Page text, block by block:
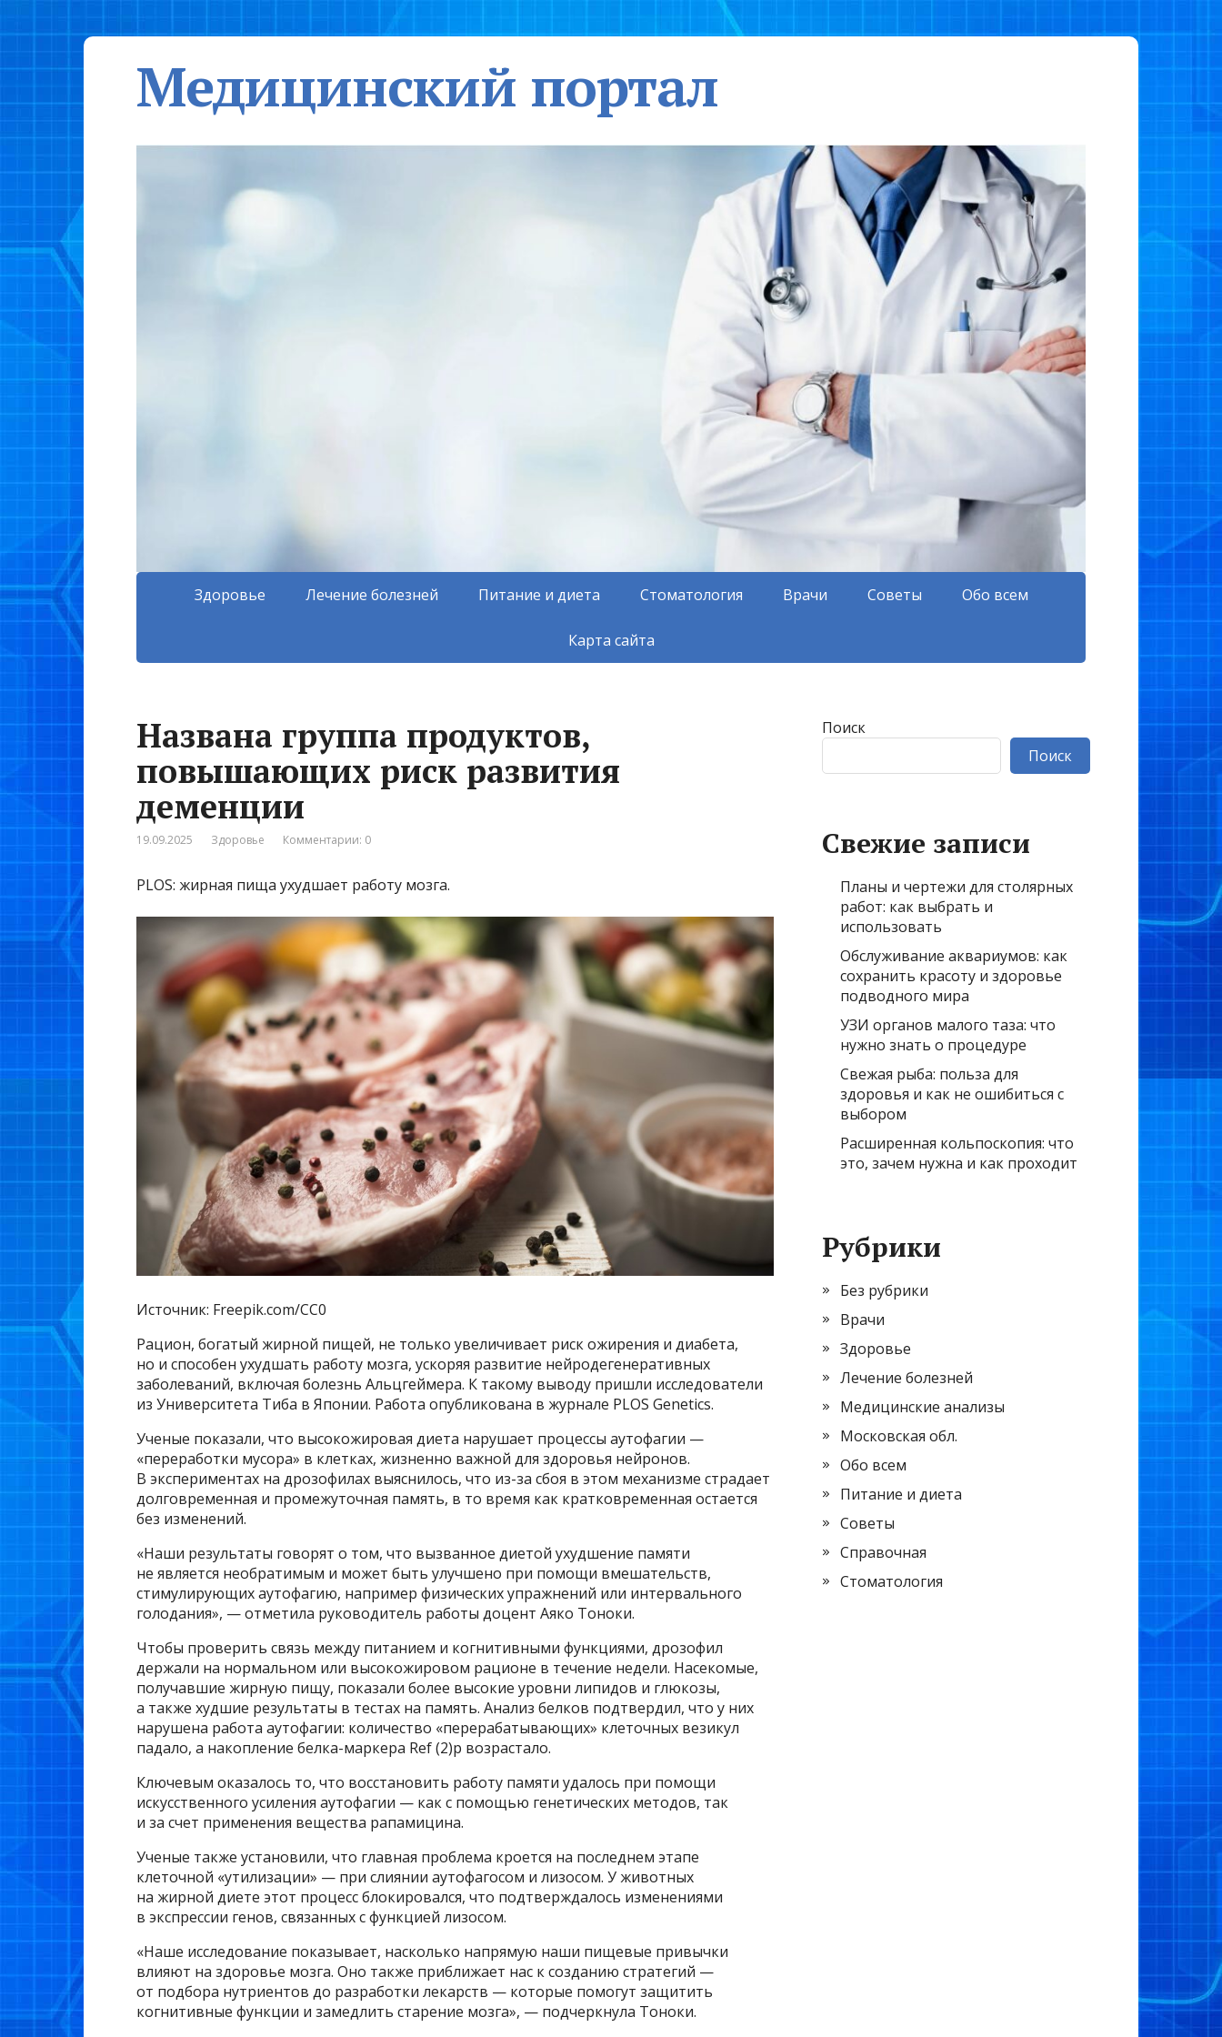
Медицинский портал
Здоровье Лечение болезней Питание и диета Стоматология Врачи Советы Обо всем
Карта сайта
Названа группа продуктов,
повышающих риск развития
деменции
19.09.2025 Здоровье Комментарии: 0
PLOS: жирная пища ухудшает работу мозга.
Источник: Freepik.com/CC0
Рацион, богатый жирной пищей, не только увеличивает риск ожирения и диабета,
но и способен ухудшать работу мозга, ускоряя развитие нейродегенеративных
заболеваний, включая болезнь Альцгеймера. К такому выводу пришли исследователи
из Университета Тиба в Японии. Работа опубликована в журнале PLOS Genetics.
Ученые показали, что высокожировая диета нарушает процессы аутофагии —
«переработки мусора» в клетках, жизненно важной для здоровья нейронов.
В экспериментах на дрозофилах выяснилось, что из-за сбоя в этом механизме страдает
долговременная и промежуточная память, в то время как кратковременная остается
без изменений.
«Наши результаты говорят о том, что вызванное диетой ухудшение памяти
не является необратимым и может быть улучшено при помощи вмешательств,
стимулирующих аутофагию, например физических упражнений или интервального
голодания», — отметила руководитель работы доцент Аяко Тоноки.
Чтобы проверить связь между питанием и когнитивными функциями, дрозофил
держали на нормальном или высокожировом рационе в течение недели. Насекомые,
получавшие жирную пищу, показали более высокие уровни липидов и глюкозы,
а также худшие результаты в тестах на память. Анализ белков подтвердил, что у них
нарушена работа аутофагии: количество «перерабатывающих» клеточных везикул
падало, а накопление белка-маркера Ref (2)p возрастало.
Ключевым оказалось то, что восстановить работу памяти удалось при помощи
искусственного усиления аутофагии — как с помощью генетических методов, так
и за счет применения вещества рапамицина.
Ученые также установили, что главная проблема кроется на последнем этапе
клеточной «утилизации» — при слиянии аутофагосом и лизосом. У животных
на жирной диете этот процесс блокировался, что подтверждалось изменениями
в экспрессии генов, связанных с функцией лизосом.
«Наше исследование показывает, насколько напрямую наши пищевые привычки
влияют на здоровье мозга. Оно также приближает нас к созданию стратегий —
от подбора нутриентов до разработки лекарств — которые помогут защитить
когнитивные функции и замедлить старение мозга», — подчеркнула Тоноки.
Поиск
Поиск
Свежие записи
Планы и чертежи для столярных
работ: как выбрать и
использовать
Обслуживание аквариумов: как
сохранить красоту и здоровье
подводного мира
УЗИ органов малого таза: что
нужно знать о процедуре
Свежая рыба: польза для
здоровья и как не ошибиться с
выбором
Расширенная кольпоскопия: что
это, зачем нужна и как проходит
Рубрики
Без рубрики
Врачи
Здоровье
Лечение болезней
Медицинские анализы
Московская обл.
Обо всем
Питание и диета
Советы
Справочная
Стоматология